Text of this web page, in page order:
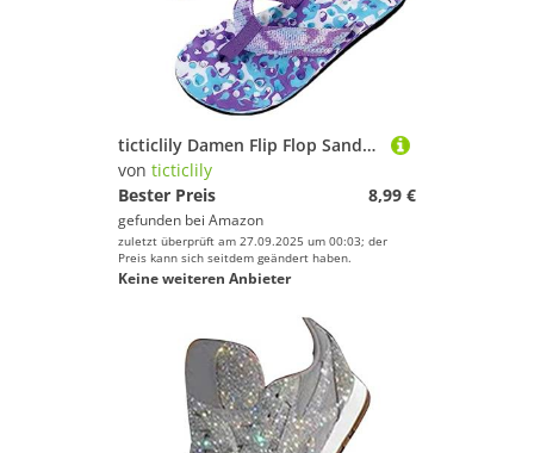
ticticlily Damen Flip Flop Sandalen Leichte Zehentrenner Erholungsschuhe Weiche wasserdichte Damen-Strandsandalen rutschfeste Duschrutschen Hausschuhe A Violett 38
von ticticlily
Bester Preis
8,99 €
gefunden bei Amazon
zuletzt überprüft am 27.09.2025 um 00:03; der
Preis kann sich seitdem geändert haben.
Keine weiteren Anbieter